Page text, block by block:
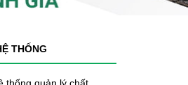
THỐNG
thống quản lý chất